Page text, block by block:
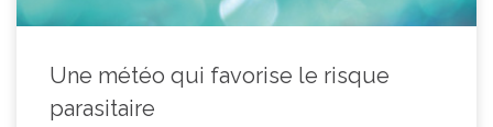
Une météo qui favorise le risque
parasitaire